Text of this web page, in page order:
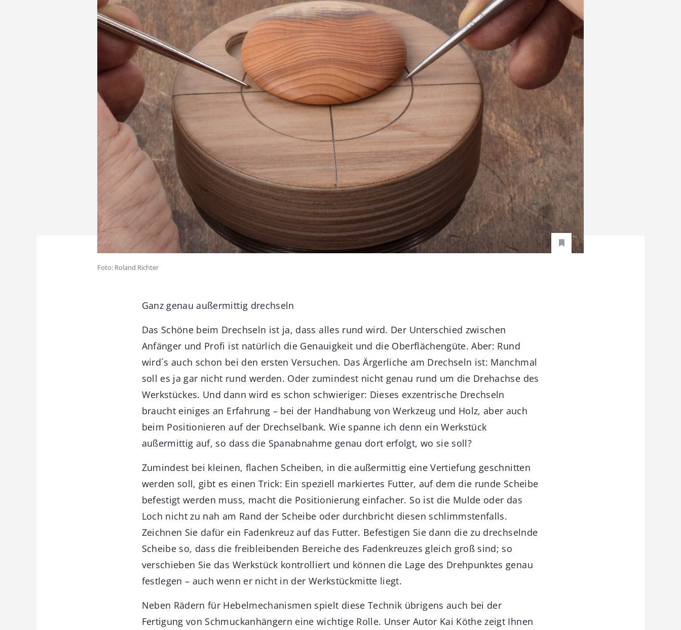
Foto: Roland Richter
Ganz genau außermittig drechseln
Das Schöne beim Drechseln ist ja, dass alles rund wird. Der Unterschied zwischen
Anfänger und Profi ist natürlich die Genauigkeit und die Oberflächengüte. Aber: Rund
wird´s auch schon bei den ersten Versuchen. Das Ärgerliche am Drechseln ist: Manchmal
soll es ja gar nicht rund werden. Oder zumindest nicht genau rund um die Drehachse des
Werkstückes. Und dann wird es schon schwieriger: Dieses exzentrische Drechseln
braucht einiges an Erfahrung – bei der Handhabung von Werkzeug und Holz, aber auch
beim Positionieren auf der Drechselbank. Wie spanne ich denn ein Werkstück
außermittig auf, so dass die Spanabnahme genau dort erfolgt, wo sie soll?
Zumindest bei kleinen, flachen Scheiben, in die außermittig eine Vertiefung geschnitten
werden soll, gibt es einen Trick: Ein speziell markiertes Futter, auf dem die runde Scheibe
befestigt werden muss, macht die Positionierung einfacher. So ist die Mulde oder das
Loch nicht zu nah am Rand der Scheibe oder durchbricht diesen schlimmstenfalls.
Zeichnen Sie dafür ein Fadenkreuz auf das Futter. Befestigen Sie dann die zu drechselnde
Scheibe so, dass die freibleibenden Bereiche des Fadenkreuzes gleich groß sind; so
verschieben Sie das Werkstück kontrolliert und können die Lage des Drehpunktes genau
festlegen – auch wenn er nicht in der Werkstückmitte liegt.
Neben Rädern für Hebelmechanismen spielt diese Technik übrigens auch bei der
Fertigung von Schmuckanhängern eine wichtige Rolle. Unser Autor Kai Köthe zeigt Ihnen